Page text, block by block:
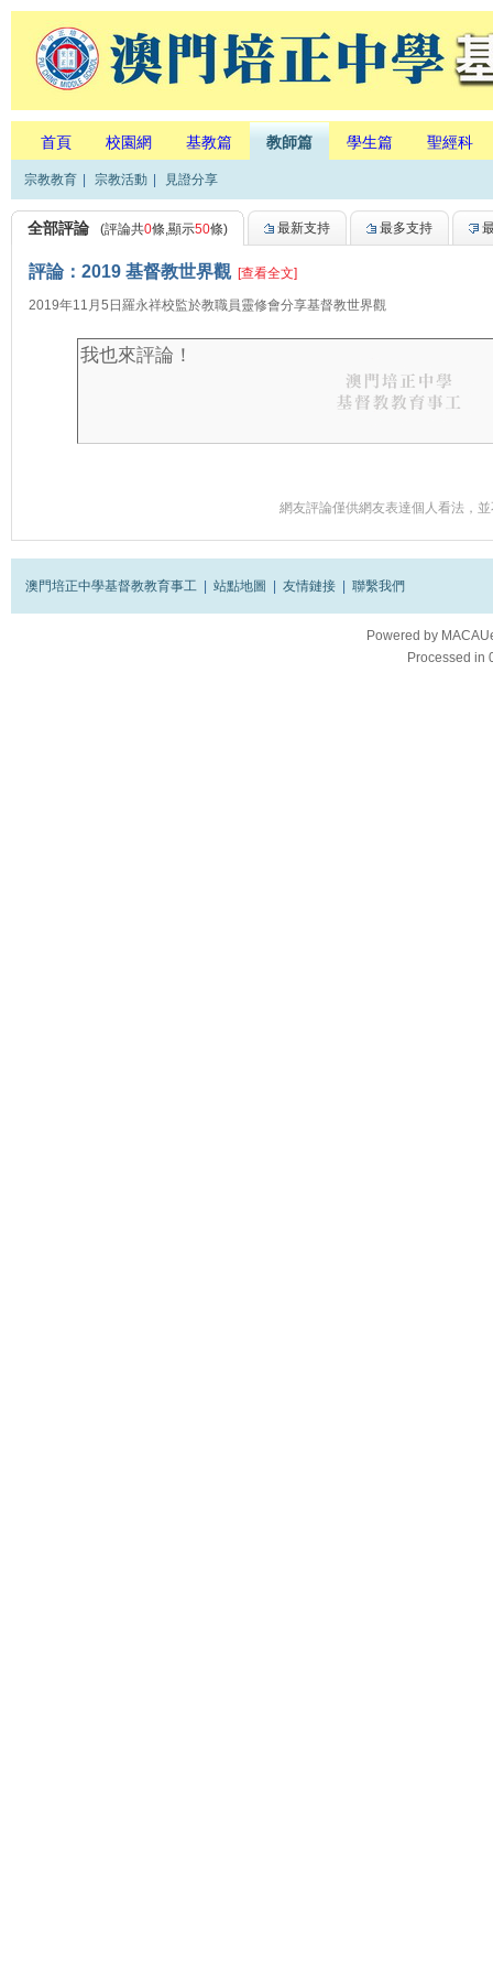
首頁 校園網 基教篇 教師篇 學生篇 聖經科
宗教教育 宗教活動 見證分享
全部評論 (評論共0條,顯示50條) 最新支持 最多支持
評論：2019 基督教世界觀 [查看全文]
2019年11月5日羅永祥校監於教職員靈修會分享基督教世界觀
網友評論僅供網友表達個人看法，
澳門培正中學基督教教育事工 站點地圖 友情鏈接 聯繫我們
Powered by
Processed in